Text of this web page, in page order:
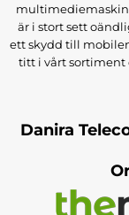
multimediemaskin
är i stort sett
ett skydd till
titt i vårt sortiment
Danira